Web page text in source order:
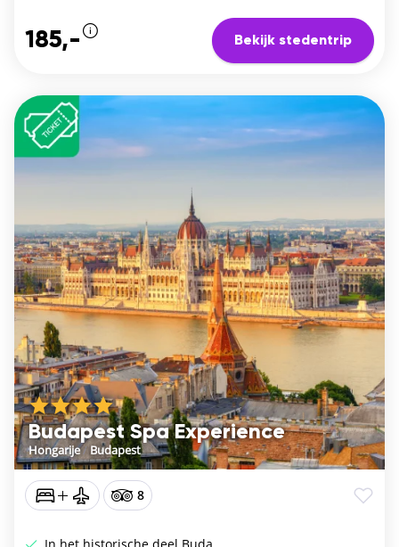
185,- Bekijk stedentrip
Budapest Spa Experience
Hongarije/Budapest
8